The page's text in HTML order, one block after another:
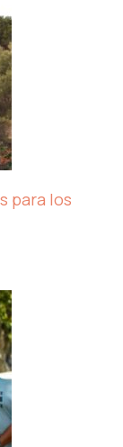
para los